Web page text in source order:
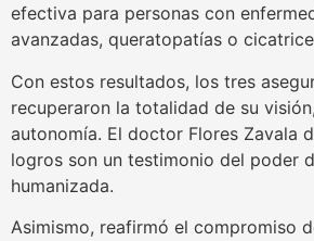
efectiva para personas con
avanzadas, queratopatías o
Con estos resultados, los tres
recuperaron la totalidad de su
autonomía. El doctor Flores Zavala
logros son un testimonio del poder
humanizada.
Asimismo, reafirmó el compromiso